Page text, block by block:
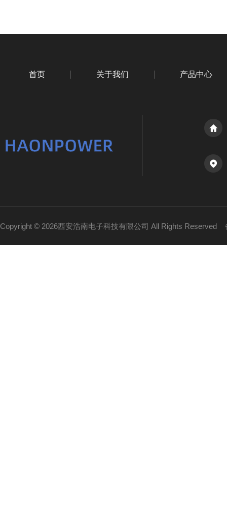
首页 关于我们 产品中心
Copyright © 2026西安浩南电子科技有限公司 All Rights Reserved